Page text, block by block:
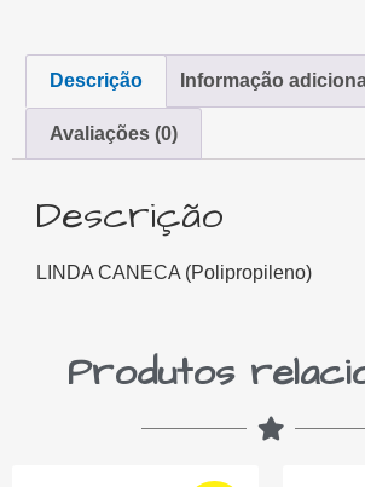
Descrição Informação
Avaliações (0)
Descrição
LINDA CANECA (Polipropileno)
Produtos